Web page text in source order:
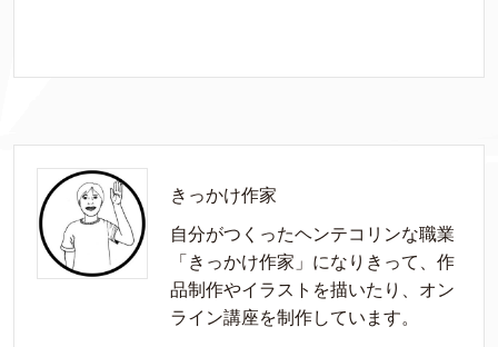
きっかけ作家
自分がつくったヘンテコリンな職業
「きっかけ作家」になりきって、作
品制作やイラストを描いたり、オン
ライン講座を制作しています。